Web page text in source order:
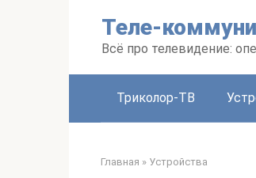
Теле-
Всё про телевидение:
Триколор-ТВ
Главная » Устройства